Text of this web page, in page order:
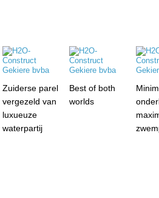
Zuiderse parel
vergezeld van
luxueuze
waterpartij
Best of both
worlds